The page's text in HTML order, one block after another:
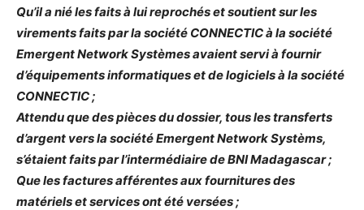
Qu’il a nié les faits à lui reprochés et soutient sur les
virements faits par la société CONNECTIC à la société
Emergent Network Systèmes avaient servi à fournir
d’équipements informatiques et de logiciels à la société
CONNECTIC ;
Attendu que des pièces du dossier, tous les transferts
d’argent vers la société Emergent Network Systèms,
s’étaient faits par l’intermédiaire de BNI Madagascar ;
Que les factures afférentes aux fournitures des
matériels et services ont été versées ;